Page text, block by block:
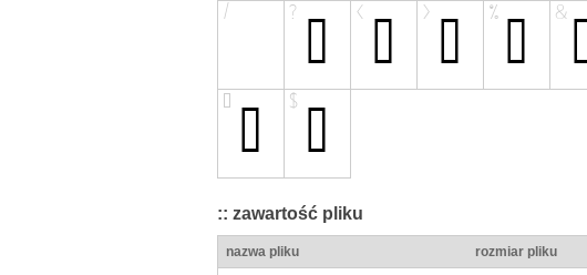
:: zawartość pliku
nazwa pliku rozmiar pliku